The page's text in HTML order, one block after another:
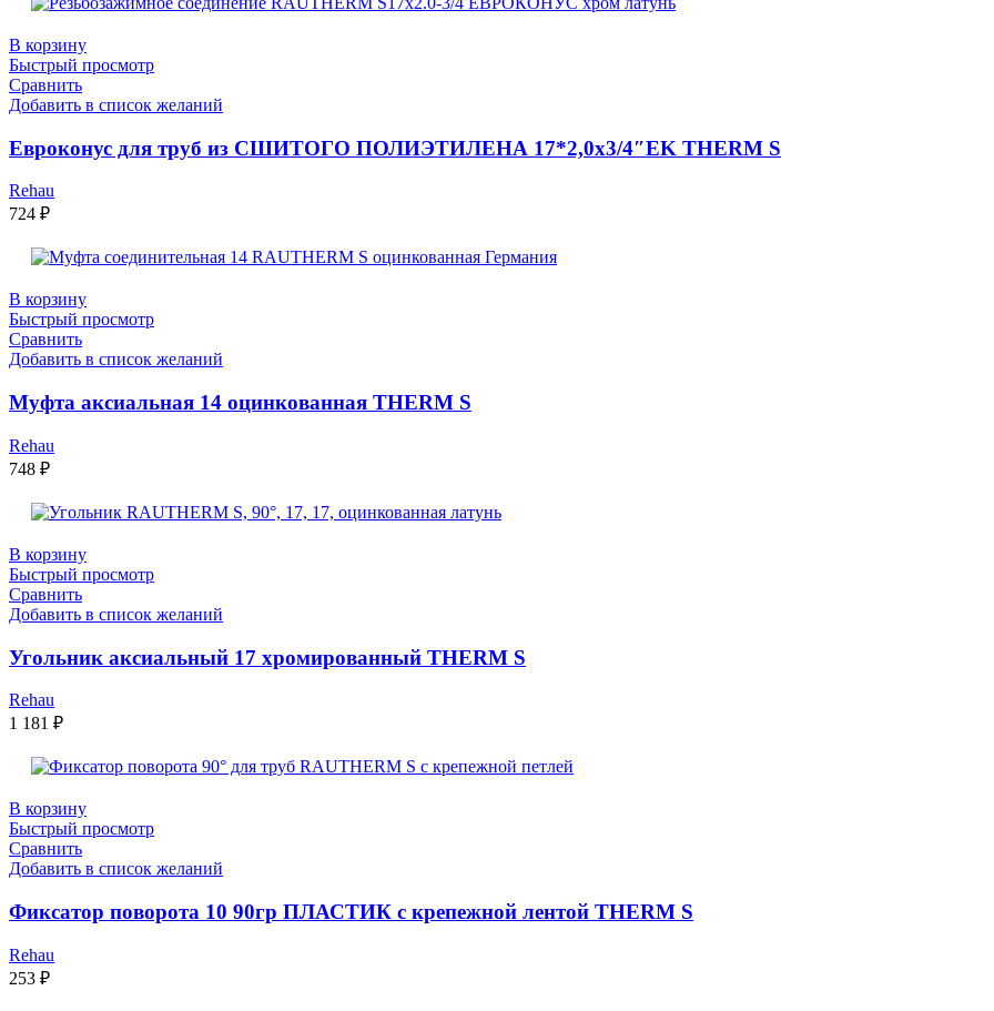
В корзину
Быстрый просмотр
Сравнить
Добавить в список желаний
Евроконус для труб из СШИТОГО ПОЛИЭТИЛЕНА 17*2,0х3/4″EK THERM S
Rehau
724 ₽
В корзину
Быстрый просмотр
Сравнить
Добавить в список желаний
Муфта аксиальная 14 оцинкованная THERM S
Rehau
748 ₽
В корзину
Быстрый просмотр
Сравнить
Добавить в список желаний
Угольник аксиальный 17 хромированный THERM S
Rehau
1 181 ₽
В корзину
Быстрый просмотр
Сравнить
Добавить в список желаний
Фиксатор поворота 10 90гр ПЛАСТИК с крепежной лентой THERM S
Rehau
253 ₽